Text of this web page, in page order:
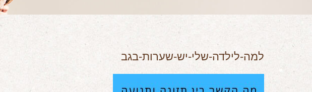
למה-לילדה-שלי-יש-שערות-בגב